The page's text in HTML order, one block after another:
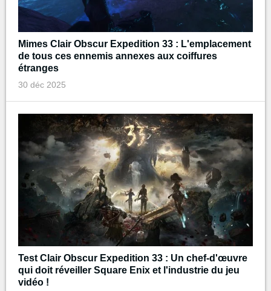
Mimes Clair Obscur Expedition 33 : L'emplacement
de tous ces ennemis annexes aux coiffures
étranges
30 déc 2025
Test Clair Obscur Expedition 33 : Un chef-d'œuvre
qui doit réveiller Square Enix et l'industrie du jeu
vidéo !